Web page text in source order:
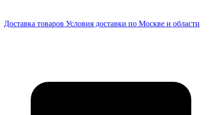
Доставка товаров Условия доставки по Москве и области